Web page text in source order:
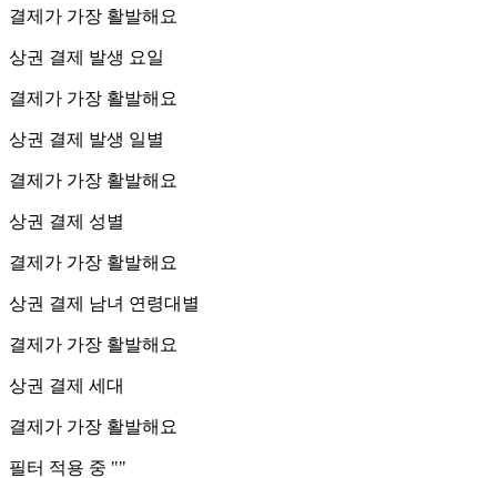
결제가 가장 활발해요
상권 결제 발생 요일
결제가 가장 활발해요
상권 결제 발생 일별
결제가 가장 활발해요
상권 결제 성별
결제가 가장 활발해요
상권 결제 남녀 연령대별
결제가 가장 활발해요
상권 결제 세대
결제가 가장 활발해요
필터 적용 중 ""